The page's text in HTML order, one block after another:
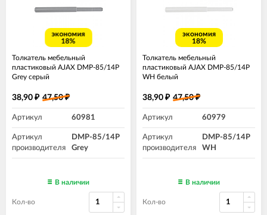
экономия
18%
Толкатель мебельный
пластиковый AJAX DMP-85/14P
Grey серый
38,90 ₽ 47,50₽
Артикул 60981
Артикул
производителя
DMP-85/14P
Grey
В наличии
Кол-во
экономия
18%
Толкатель мебельный
пластиковый AJAX DMP-85/14P
WH белый
38,90 ₽ 47,50₽
Артикул 60979
Артикул
производителя
DMP-85/14P
WH
В наличии
Кол-во